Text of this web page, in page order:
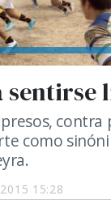
15:28
sentirse
contra
como